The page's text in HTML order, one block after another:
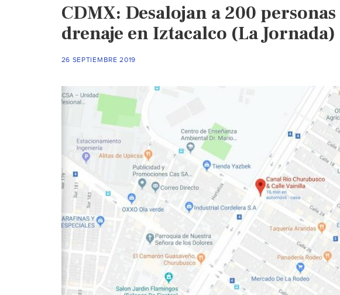
hundimiento
del
pavimento
CDMX: Desalojan a 200
drenaje en Iztacalco (La Jornada)
26 SEPTIEMBRE 2019